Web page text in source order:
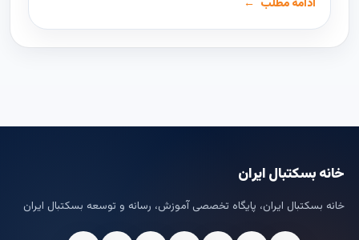
ادامه مطلب
خانه بسکتبال ایران
خانه بسکتبال ایران، پایگاه تخصصی آموزش، رسانه و توسعه بسکتبال ایران